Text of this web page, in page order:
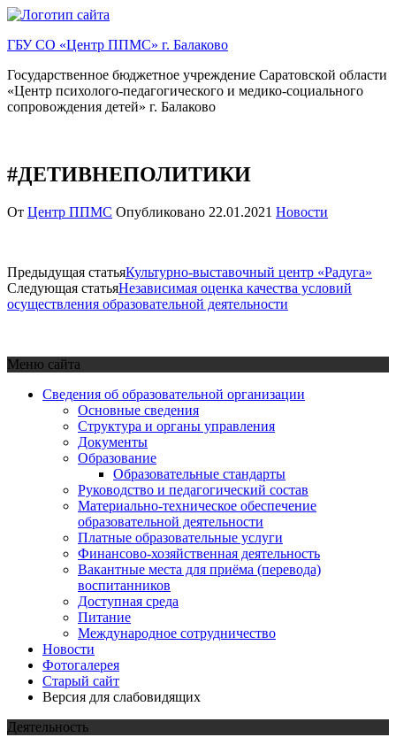
Перейти
содержимому
ГБУ СО «Центр ППМС» г. Балаково
Государственное бюджетное учреждение Саратовской области
«Центр психолого-педагогического и медико-социального
сопровождения детей» г. Балаково
#ДЕТИВНЕПОЛИТИКИ
От Центр ППМС Опубликовано 22.01.2021 Новости
Предыдущая статьяКультурно-выставочный центр «Радуга»
Следующая статьяНезависимая оценка качества условий
осуществления образовательной деятельности
Меню сайта
Сведения об образовательной организации
Основные сведения
Структура и органы управления
Документы
Образование
Образовательные стандарты
Руководство и педагогический состав
Материально-техническое обеспечение
образовательной деятельности
Платные образовательные услуги
Финансово-хозяйственная деятельность
Вакантные места для приёма (перевода)
воспитанников
Доступная среда
Питание
Международное сотрудничество
Новости
Фотогалерея
Старый сайт
Версия для слабовидящих
Деятельность